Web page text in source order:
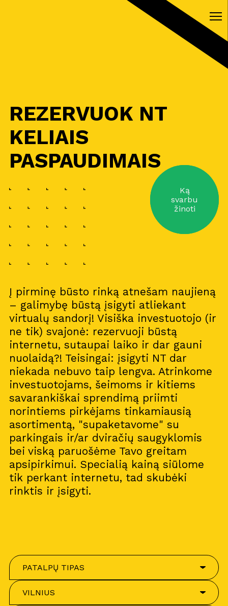
REZERVUOK NT
KELIAIS
PASPAUDIMAIS
Į pirminę būsto rinką atnešam naujieną
– galimybę būstą įsigyti atliekant
virtualų sandorį! Visiška investuotojo (ir
ne tik) svajonė: rezervuoji būstą
internetu, sutaupai laiko ir dar gauni
nuolaidą?! Teisingai: įsigyti NT dar
niekada nebuvo taip lengva. Atrinkome
investuotojams, šeimoms ir kitiems
savarankiškai sprendimą priimti
norintiems pirkėjams tinkamiausią
asortimentą, "supaketavome" su
parkingais ir/ar dviračių saugyklomis
bei viską paruošėme Tavo greitam
apsipirkimui. Specialią kainą siūlome
tik perkant internetu, tad skubėki
rinktis ir įsigyti.
Ką
svarbu
žinoti
PATALPŲ TIPAS
VILNIUS